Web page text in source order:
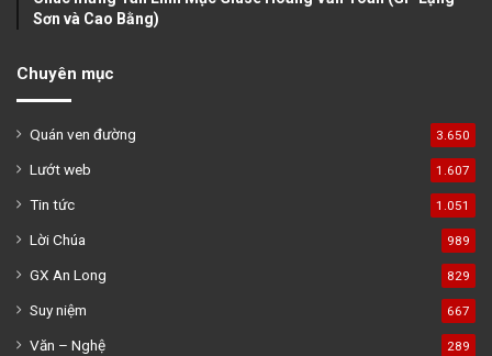
Sơn và Cao Bằng)
Chuyên mục
Quán ven đường 3.650
Lướt web 1.607
Tin tức 1.051
Lời Chúa 989
GX An Long 829
Suy niệm 667
Văn – Nghệ 289